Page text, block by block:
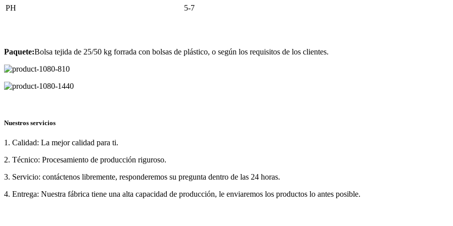
PH 5-7
Paquete:Bolsa tejida de 25/50 kg forrada con bolsas de plástico, o según los requisitos de los clientes.
Nuestros servicios
1. Calidad: La mejor calidad para ti.
2. Técnico: Procesamiento de producción riguroso.
3. Servicio: contáctenos libremente, responderemos su pregunta dentro de las 24 horas.
4. Entrega: Nuestra fábrica tiene una alta capacidad de producción, le enviaremos los productos lo antes posible.